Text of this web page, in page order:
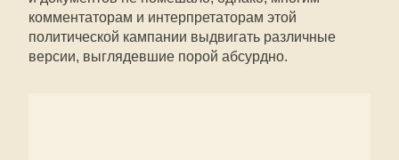
комментаторам и интерпретаторам этой
политической кампании выдвигать различные
версии, выглядевшие порой абсурдно.